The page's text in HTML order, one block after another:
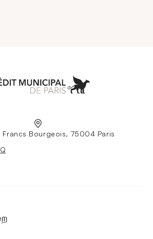
Bourgeois, 75004 Paris